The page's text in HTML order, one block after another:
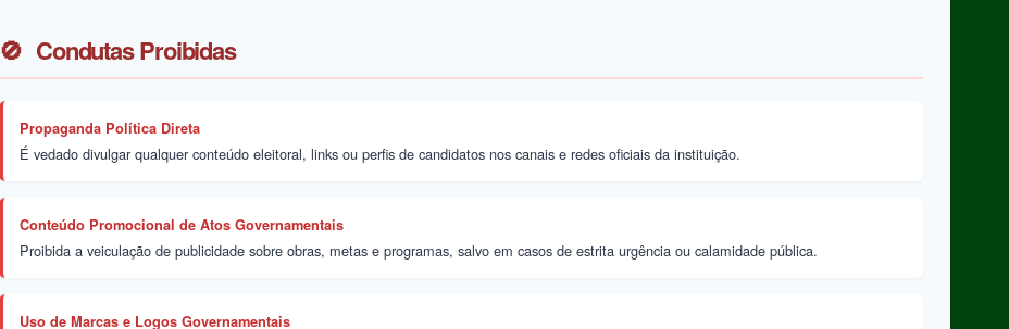
🚫 Condutas Proibidas
Propaganda Política Direta
É vedado divulgar qualquer conteúdo eleitoral, links ou perfis de candidatos nos canais e redes oficiais da instituição.
Conteúdo Promocional de Atos Governamentais
Proibida a veiculação de publicidade sobre obras, metas e programas, salvo em casos de estrita urgência ou calamidade pública.
Uso de Marcas e Logos Governamentais